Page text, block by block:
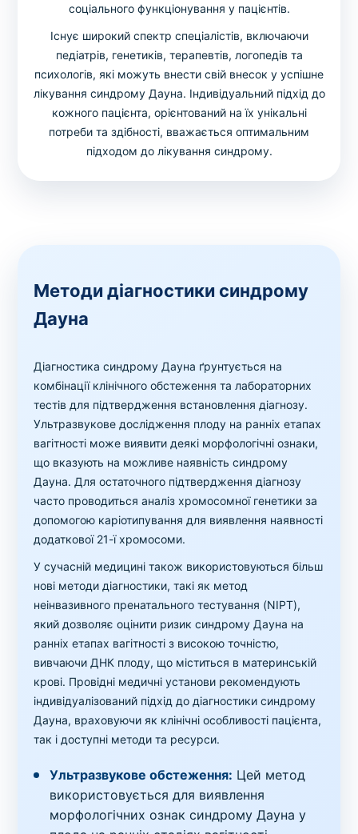
соціального функціонування у пацієнтів.
Існує широкий спектр спеціалістів, включаючи
педіатрів, генетиків, терапевтів, логопедів та
психологів, які можуть внести свій внесок у успішне
лікування синдрому Дауна. Індивідуальний підхід до
кожного пацієнта, орієнтований на їх унікальні
потреби та здібності, вважається оптимальним
підходом до лікування синдрому.
Методи діагностики синдрому
Дауна
Діагностика синдрому Дауна ґрунтується на
комбінації клінічного обстеження та лабораторних
тестів для підтвердження встановлення діагнозу.
Ультразвукове дослідження плоду на ранніх етапах
вагітності може виявити деякі морфологічні ознаки,
що вказують на можливе наявність синдрому
Дауна. Для остаточного підтвердження діагнозу
часто проводиться аналіз хромосомної генетики за
допомогою каріотипування для виявлення наявності
додаткової 21-ї хромосоми.
У сучасній медицині також використовуються більш
нові методи діагностики, такі як метод
неінвазивного пренатального тестування (NIPT),
який дозволяє оцінити ризик синдрому Дауна на
ранніх етапах вагітності з високою точністю,
вивчаючи ДНК плоду, що міститься в материнській
крові. Провідні медичні установи рекомендують
індивідуалізований підхід до діагностики синдрому
Дауна, враховуючи як клінічні особливості пацієнта,
так і доступні методи та ресурси.
Ультразвукове обстеження: Цей метод
використовується для виявлення
морфологічних ознак синдрому Дауна у